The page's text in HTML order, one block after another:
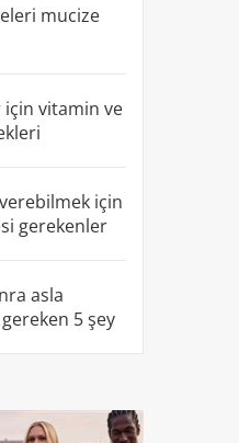
mucize
için vitamin ve
için
gerekenler
asla
5 şey